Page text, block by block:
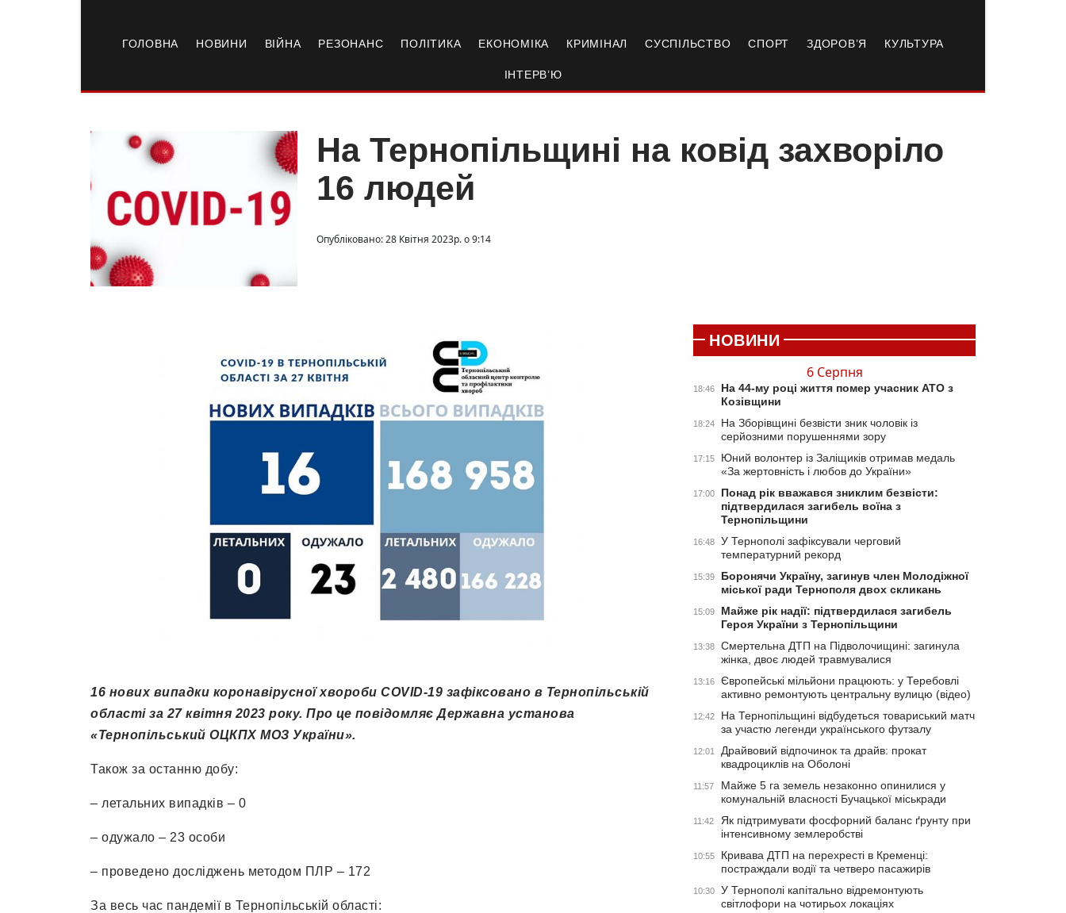
ГОЛОВНА НОВИНИ ВІЙНА РЕЗОНАНС ПОЛІТИКА ЕКОНОМІКА КРИМІНАЛ СУСПІЛЬСТВО СПОРТ ЗДОРОВ’Я КУЛЬТУРА
ІНТЕРВ’Ю
На Тернопільщині на ковід захворіло
16 людей
Опубліковано: 28 Квітня 2023р. о 9:14
16 нових випадки коронавірусної хвороби COVID-19 зафіксовано в Тернопільській
області за 27 квітня 2023 року. Про це повідомляє Державна установа
«Тернопільський ОЦКПХ МОЗ України».
Також за останню добу:
– летальних випадків – 0
– одужало – 23 особи
– проведено досліджень методом ПЛР – 172
За весь час пандемії в Тернопільській області:
НОВИНИ
6 Серпня
18:46
На 44-му році життя помер учасник АТО з
Козівщини
18:24
На Зборівщині безвісти зник чоловік із
серйозними порушеннями зору
17:15
Юний волонтер із Заліщиків отримав медаль
«За жертовність і любов до України»
17:00
Понад рік вважався зниклим безвісти:
підтвердилася загибель воїна з
Тернопільщини
16:48
У Тернополі зафіксували черговий
температурний рекорд
15:39
Боронячи Україну, загинув член Молодіжної
міської ради Тернополя двох скликань
15:09
Майже рік надії: підтвердилася загибель
Героя України з Тернопільщини
13:38
Смертельна ДТП на Підволочищині: загинула
жінка, двоє людей травмувалися
13:16
Європейські мільйони працюють: у Теребовлі
активно ремонтують центральну вулицю (відео)
12:42
На Тернопільщині відбудеться товариський матч
за участю легенди українського футзалу
12:01
Драйвовий відпочинок та драйв: прокат
квадроциклів на Оболоні
11:57
Майже 5 га земель незаконно опинилися у
комунальній власності Бучацької міськради
11:42
Як підтримувати фосфорний баланс ґрунту при
інтенсивному землеробстві
10:55
Кривава ДТП на перехресті в Кременці:
постраждали водії та четверо пасажирів
10:30
У Тернополі капітально відремонтують
світлофори на чотирьох локаціях